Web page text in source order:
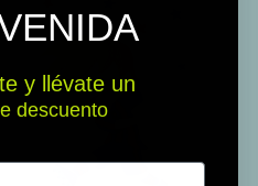
y llévate un
descuento